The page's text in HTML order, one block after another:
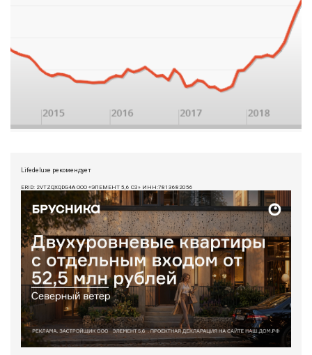
Lifedeluxe рекомендует
ERID: 2VTZQXQDG4A ООО «ЭЛЕМЕНТ 5,6 СЗ» ИНН:7813682056